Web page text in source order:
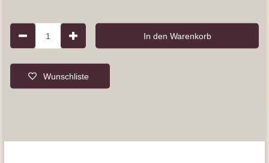
1 In den Warenkorb
Wunschliste